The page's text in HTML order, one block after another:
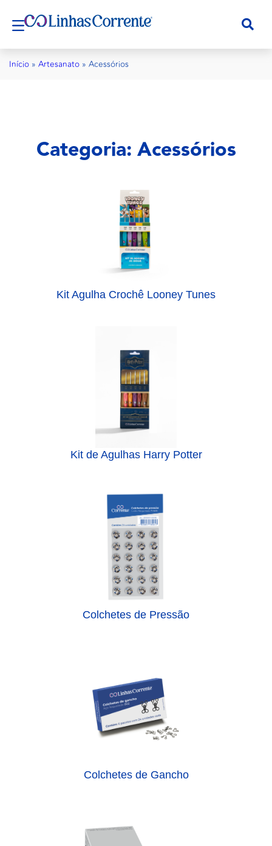
Início » Artesanato » Acessórios
Categoria: Acessórios
Kit Agulha Crochê Looney Tunes
Kit de Agulhas Harry Potter
Colchetes de Pressão
Colchetes de Gancho